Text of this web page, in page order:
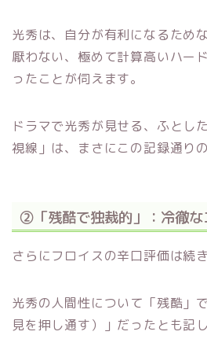
光秀は、自分が有利になるため
厭わない、極めて計算高いハー
ったことが伺えます。
ドラマで光秀が見せる、ふとし
視線」は、まさにこの記録通り
②「残酷で独裁的」：冷徹な
さらにフロイスの辛口評価は続き
光秀の人間性について「残酷」
見を押し通す）」だったとも記